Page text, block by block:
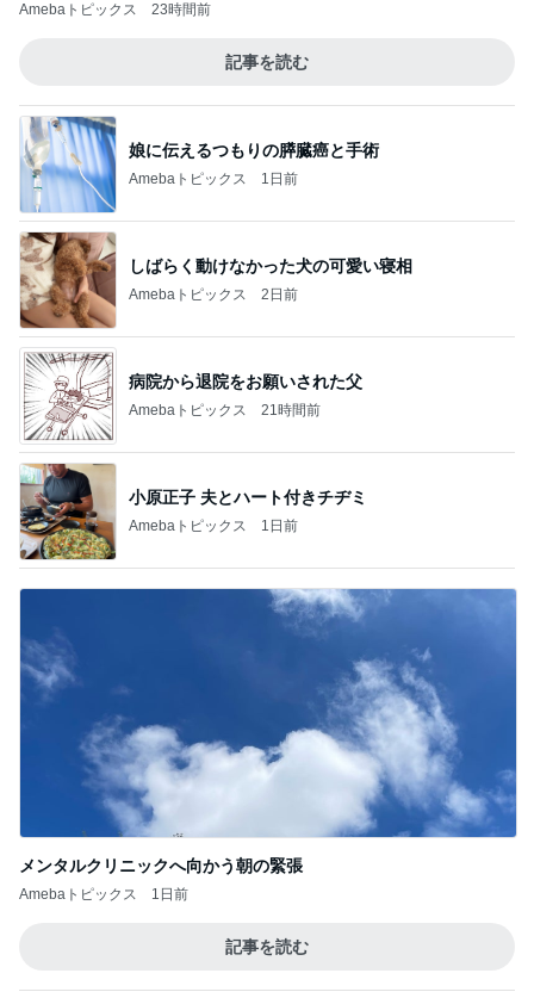
Amebaトピックス 23時間前
記事を読む
娘に伝えるつもりの膵臓癌と手術
Amebaトピックス 1日前
しばらく動けなかった犬の可愛い寝相
Amebaトピックス 2日前
病院から退院をお願いされた父
Amebaトピックス 21時間前
小原正子 夫とハート付きチヂミ
Amebaトピックス 1日前
メンタルクリニックへ向かう朝の緊張
Amebaトピックス 1日前
記事を読む